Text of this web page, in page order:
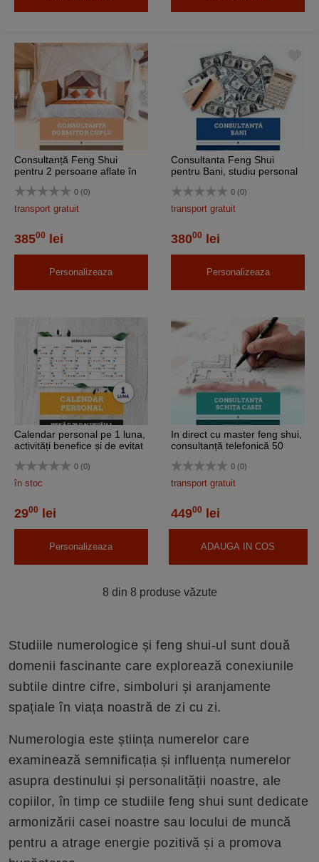
Consultanță Feng Shui
pentru 2 persoane aflate în
0 (0)
transport gratuit
38500 lei
Personalizeaza
Consultanta Feng Shui
pentru Bani, studiu personal
0 (0)
transport gratuit
38000 lei
Personalizeaza
Calendar personal pe 1 luna,
activități benefice și de evitat
0 (0)
în stoc
2900 lei
Personalizeaza
In direct cu master feng shui,
consultanță telefonică 50
0 (0)
transport gratuit
44900 lei
ADAUGA IN COS
8 din 8 produse văzute
Studiile numerologice și feng shui-ul sunt două
domenii fascinante care explorează conexiunile
subtile dintre cifre, simboluri și aranjamente
spațiale în viața noastră de zi cu zi.
Numerologia este știința numerelor care
examinează semnificația și influența numerelor
asupra destinului și personalității noastre, ale
copiilor, în timp ce studiile feng shui sunt dedicate
armonizării casei noastre sau locului de muncă
pentru a atrage energie pozitivă și a promova